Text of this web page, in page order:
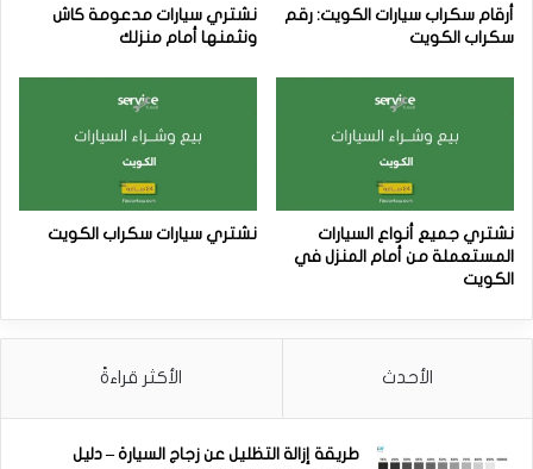
أرقام سكراب سيارات الكويت: رقم
سكراب الكويت
نشتري سيارات مدعومة كاش
ونثمنها أمام منزلك
نشتري جميع أنواع السيارات
المستعملة من أمام المنزل في
الكويت
نشتري سيارات سكراب الكويت
الأحدث الأكثر قراءةً
طريقة إزالة التظليل عن زجاج السيارة – دليل